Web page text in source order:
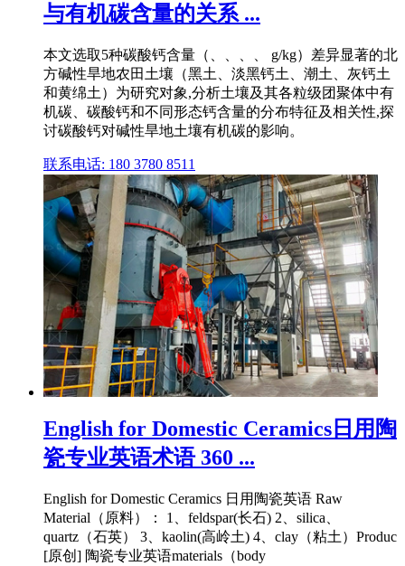
与有机碳含量的关系 ...
本文选取5种碳酸钙含量（、、、、 g/kg）差异显著的北
方碱性旱地农田土壤（黑土、淡黑钙土、潮土、灰钙土
和黄绵土）为研究对象,分析土壤及其各粒级团聚体中有
机碳、碳酸钙和不同形态钙含量的分布特征及相关性,探
讨碳酸钙对碱性旱地土壤有机碳的影响。
联系电话: 180 3780 8511
English for Domestic Ceramics日用陶
瓷专业英语术语 360 ...
English for Domestic Ceramics 日用陶瓷英语 Raw
Material（原料）： 1、feldspar(长石) 2、silica、
quartz（石英） 3、kaolin(高岭土) 4、clay（粘土）Produc
[原创] 陶瓷专业英语materials（body